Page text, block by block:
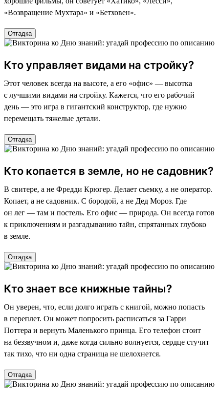
«Возвращение Мухтара» и «Бетховен».
Отгадка
Кто управляет видами на стройку?
Этот человек всегда на высоте, а его «офис» — высотка
с лучшими видами на стройку. Кажется, что его рабочий
день — это игра в гигантский конструктор, где нужно
перемещать тяжелые детали.
Отгадка
Кто копается в земле, но не садовник?
В свитере, а не Фредди Крюгер. Делает съемку, а не оператор.
Копает, а не садовник. С бородой, а не Дед Мороз. Где
он лег — там и постель. Его офис — природа. Он всегда готов
к приключениям и разгадыванию тайн, спрятанных глубоко
в земле.
Отгадка
Кто знает все книжные тайны?
Он уверен, что, если долго играть с книгой, можно попасть
в переплет. Он может попросить расписаться за Гарри
Поттера и вернуть Маленького принца. Его телефон стоит
на беззвучном и, даже когда сильно волнуется, сердце стучит
так тихо, что ни одна страница не шелохнется.
Отгадка